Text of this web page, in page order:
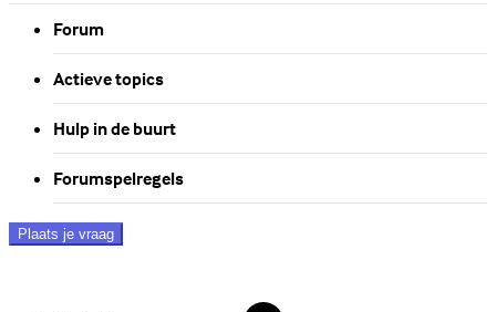
Forum
Actieve topics
Hulp in de buurt
Forumspelregels
Plaats je vraag